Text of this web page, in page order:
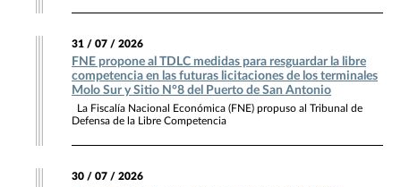
31 / 07 / 2026
FNE propone al TDLC medidas para resguardar la libre
competencia en las futuras licitaciones de los terminales
Molo Sur y Sitio N°8 del Puerto de San Antonio
La Fiscalía Nacional Económica (FNE) propuso al Tribunal de
Defensa de la Libre Competencia
30 / 07 / 2026